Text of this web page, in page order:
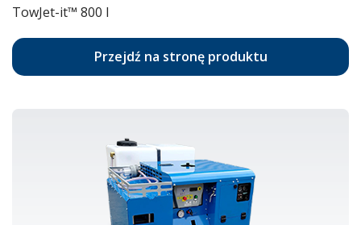
TowJet-it™ 800 l
Przejdź na stronę produktu